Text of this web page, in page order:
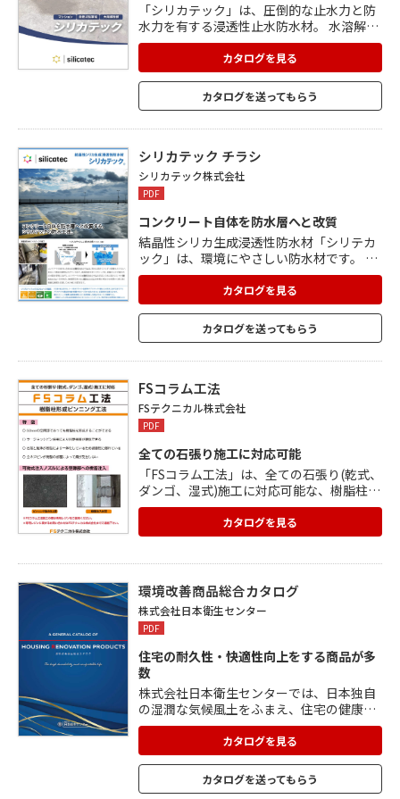
「シリカテック」は、圧倒的な止水力と防
水力を有する浸透性止水防水材。 水溶解性
が高く止水能力に優れており、微細な水路
や空隙を塞いでコンクリート自体を厚い防
水層に改善します。 高いひび割れ抑止力を
発揮し、鉄筋をサビからガード。 最長20年
間の連盟防水保証書も発行。 無色透明な液
により、低コスト・環境負荷も軽減。
カタログを見る
カタログを送ってもらう
シリカテック チラシ
シリカテック株式会社
PDF
コンクリート自体を防水層へと改質
結晶性シリカ生成浸透性防水材「シリテカ
ック」は、環境にやさしい防水材です。 独
自の止水メカニズムで長期保証を実現。 長
年の経験と実績から、躯体と工法の適不適
を的確に判断し、技術熟練工による現場で
の指導でより確実な工事を実施。 コンクリ
ートへの水の浸透を阻止して鉄筋をサビか
幅な工期の短縮も可能です。
カタログを見る
カタログを送ってもらう
FSコラム工法
FSテクニカル株式会社
PDF
全ての石張り施工に対応可能
「FSコラム工法」は、全ての石張り(乾式、
ダンゴ、湿式)施工に対応可能な、樹脂柱形
成ピンニング工法です。 50mmの空間部で
あっても樹脂柱を形成することができ、ラ
ージネックピン併用により固定強度が確保
樹脂の被覆によって錆が発生しません。
カタログを見る
環境改善商品総合カタログ
株式会社日本衛生センター
PDF
住宅の耐久性・快適性向上をする商品が多
数
株式会社日本衛生センターでは、日本独自
の湿潤な気候風土をふまえ、住宅の健康を
維持させるため、または地震大国日本にお
ける木造住宅の耐久性を向上させるため
に、さまざまな製品・工法を提供していま
す。 当カタログでは、床下の湿気対策に関
する商品や住宅の耐久性・快適性を向上す
カタログを見る
カタログを送ってもらう